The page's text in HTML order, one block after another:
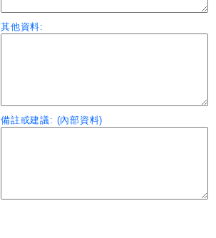
其他資料:
備註或建議: (內部資料)